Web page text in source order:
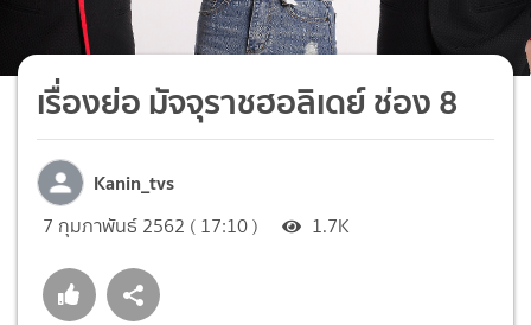
เรื่องย่อ มัจจุราชฮอลิเดย์ ช่อง 8
Kanin_tvs
7 กุมภาพันธ์ 2562 ( 17:10 ) 1.7K